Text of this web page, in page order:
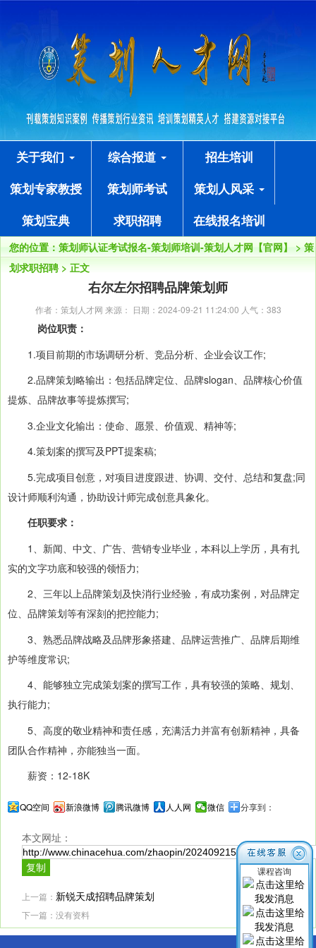
关于我们 综合报道
招生培训
策划专家教授
策划师考试
策划人风采
策划宝典
求职招聘 在线报名培训
您的位置： 策划师认证考试报名-策划师培训-策划人才网【官网】 > 策
划求职招聘 > 正文
右尔左尔招聘品牌策划师
作者：策划人才网 来源： 日期：2024-09-21 11:24:00 人气： 383
岗位职责：
1.项目前期的市场调研分析、竞品分析、企业会议工作;
2.品牌策划略输出：包括品牌定位、品牌slogan、品牌核心价值
提炼、品牌故事等提炼撰写;
3.企业文化输出：使命、愿景、价值观、精神等;
4.策划案的撰写及PPT提案稿;
5.完成项目创意，对项目进度跟进、协调、交付、总结和复盘;同
设计师顺利沟通，协助设计师完成创意具象化。
任职要求：
1、新闻、中文、广告、营销专业毕业，本科以上学历，具有扎
实的文字功底和较强的领悟力;
2、三年以上品牌策划及快消行业经验，有成功案例，对品牌定
位、品牌策划等有深刻的把控能力;
3、熟悉品牌战略及品牌形象搭建、品牌运营推广、品牌后期维
护等维度常识;
4、能够独立完成策划案的撰写工作，具有较强的策略、规划、
执行能力;
5、高度的敬业精神和责任感，充满活力并富有创新精神，具备
团队合作精神，亦能独当一面。
薪资：12-18K
QQ空间 新浪微博 腾讯微博 人人网 微信 分享到：
本文网址：
上一篇： 新锐天成招聘品牌策划
下一篇：没有资料
课程咨询